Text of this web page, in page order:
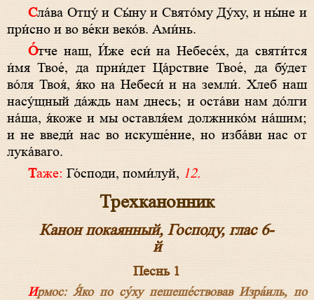
Сла́ва Отцу́ и Сы́ну и Свято́му Ду́ху, и ны́не и
при́сно и во ве́ки веко́в. Ами́нь.
О́тче наш, И́же еси́ на Небесе́х, да святи́тся
и́мя Твое́, да прии́дет Ца́рствие Твое́, да бу́дет
во́ля Твоя́, я́ко на Небеси́ и на земли́. Хлеб наш
насу́щный да́ждь нам днесь; и оста́ви нам до́лги
на́ша, я́коже и мы оставля́ем должнико́м на́шим;
и не введи́ нас во искуше́ние, но изба́ви нас от
лука́ваго.
Таже:Го́споди, поми́луй,12.
Трехканонник
Канон покаянный, Господу, глас 6-
й
Песнь 1
Ирмос: Я́ко по су́ху пешеше́ствовав Из­ра́­иль, по